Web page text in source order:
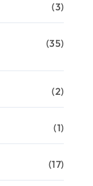
(3)
(35)
(2)
(1)
(17)